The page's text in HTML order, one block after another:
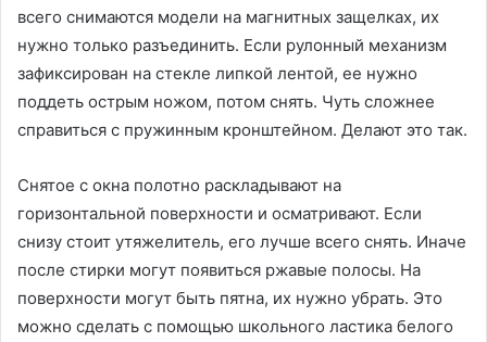
всего снимаются модели на магнитных защелках, их
нужно только разъединить. Если рулонный механизм
зафиксирован на стекле липкой лентой, ее нужно
поддеть острым ножом, потом снять. Чуть сложнее
справиться с пружинным кронштейном. Делают это так.
Снятое с окна полотно раскладывают на
горизонтальной поверхности и осматривают. Если
снизу стоит утяжелитель, его лучше всего снять. Иначе
после стирки могут появиться ржавые полосы. На
поверхности могут быть пятна, их нужно убрать. Это
можно сделать с помощью школьного ластика белого